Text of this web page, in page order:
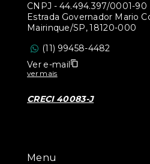
Menu
CNPJ - 44.494.397/0001-90
Estrada Governador Mario
Mairinque/SP, 18120-000
(11) 99458-4482
Ver e-mail
ver mais
CRECI 40083-J